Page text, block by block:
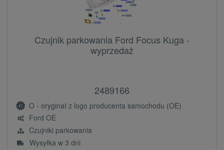
Czujnik parkowania Ford Focus Kuga -
wyprzedaż
2489166
O - oryginał z logo producenta samochodu (OE)
Ford OE
Czujniki parkowania
Wysyłka w 3 dni